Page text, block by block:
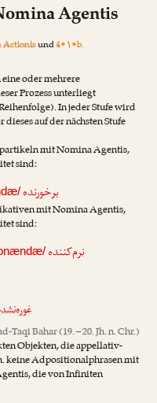
Agentis
und4•۱•b.
oder mehrere
Prozess unterliegt
In jeder Stufe wird
auf der nächsten Stufe
mit Nomina Agentis,
sind:
بر‌خورنده
mit Nomina Agentis,
sind:
نرم‌کننده
Taqi Bahar(19. – 20. Jh. n. Chr.)
Objekten, die appellativ-
Adpositionalphrasen mit
die von Infiniten